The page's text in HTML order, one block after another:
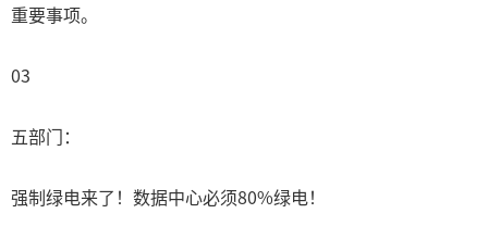
重要事项。
03
五部门：
强制绿电来了！数据中心必须80%绿电！